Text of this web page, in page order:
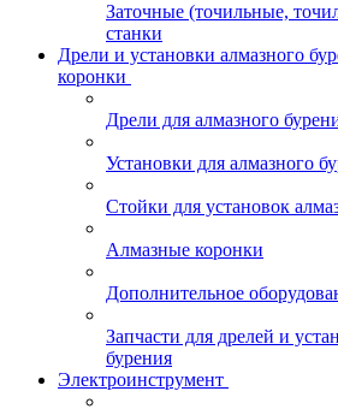
Заточные (точильные,
станки
Дрели и установки алмазного
коронки
Дрели для алмазного
Установки для алмазного
Стойки для установок
Алмазные коронки
Дополнительное
Запчасти для дрелей и
бурения
Электроинструмент